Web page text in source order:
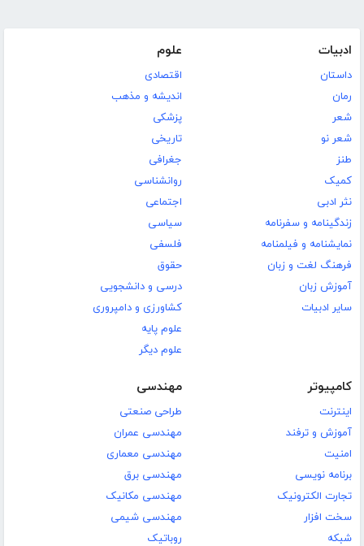
ادبیات
داستان
رمان
شعر
شعر نو
طنز
کمیک
نثر ادبی
زندگینامه و سفرنامه
نمایشنامه و فیلمنامه
فرهنگ لغت و زبان
آموزش زبان
سایر ادبیات
علوم
اقتصادی
اندیشه و مذهب
پزشکی
تاریخی
جغرافی
روانشناسی
اجتماعی
سیاسی
فلسفی
حقوق
درسی و دانشجویی
کشاورزی و دامپروری
علوم پایه
علوم دیگر
کامپیوتر
اینترنت
آموزش و ترفند
امنیت
برنامه نویسی
تجارت الکترونیک
سخت افزار
شبکه
مهندسی
طراحی صنعتی
مهندسی عمران
مهندسی معماری
مهندسی برق
مهندسی مکانیک
مهندسی شیمی
روباتیک